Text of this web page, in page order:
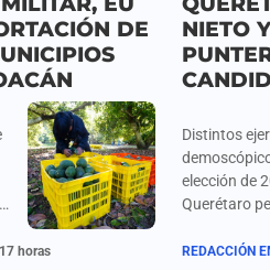
DE
horas
NIETO
Distintos
elección de
Querétaro
como los
REDACCIÓN